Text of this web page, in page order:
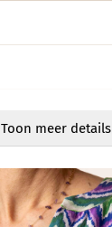
Toon meer details